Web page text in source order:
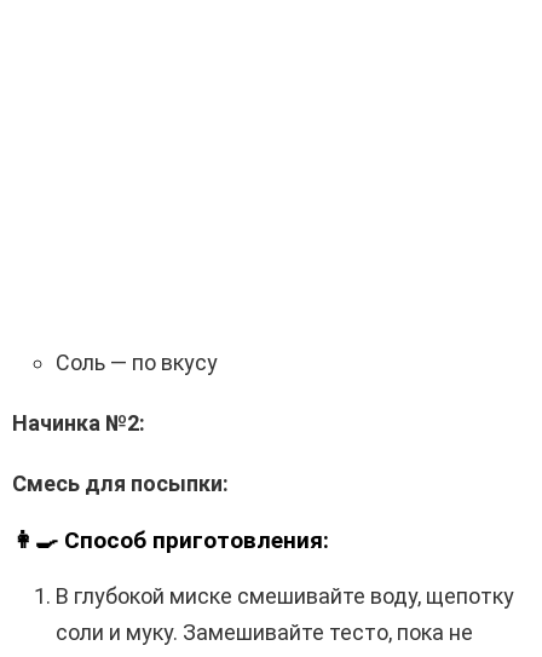
Соль — по вкусу
Начинка №2:
Смесь для посыпки:
👩‍🍳 Способ приготовления:
В глубокой миске смешивайте воду, щепотку
соли и муку. Замешивайте тесто, пока не